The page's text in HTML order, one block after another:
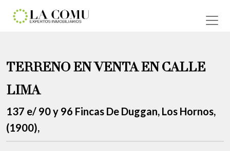
TERRENO EN VENTA EN CALLE
LIMA
137 e/ 90 y 96 Fincas De Duggan, Los Hornos,
(1900),